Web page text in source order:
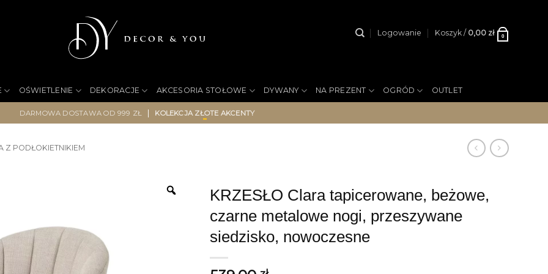
Logowanie Koszyk / 0,00 zł 0
OŚWIETLENIE DEKORACJE AKCESORIA STOŁOWE DYWANY NA PREZENT OGRÓD OUTLET
DARMOWA DOSTAWA OD 999 ZŁ | KOLEKCJA ZŁOTE AKCENTY
Z PODŁOKIETNIKIEM
KRZESŁO Clara tapicerowane, beżowe,
czarne metalowe nogi, przeszywane
siedzisko, nowoczesne